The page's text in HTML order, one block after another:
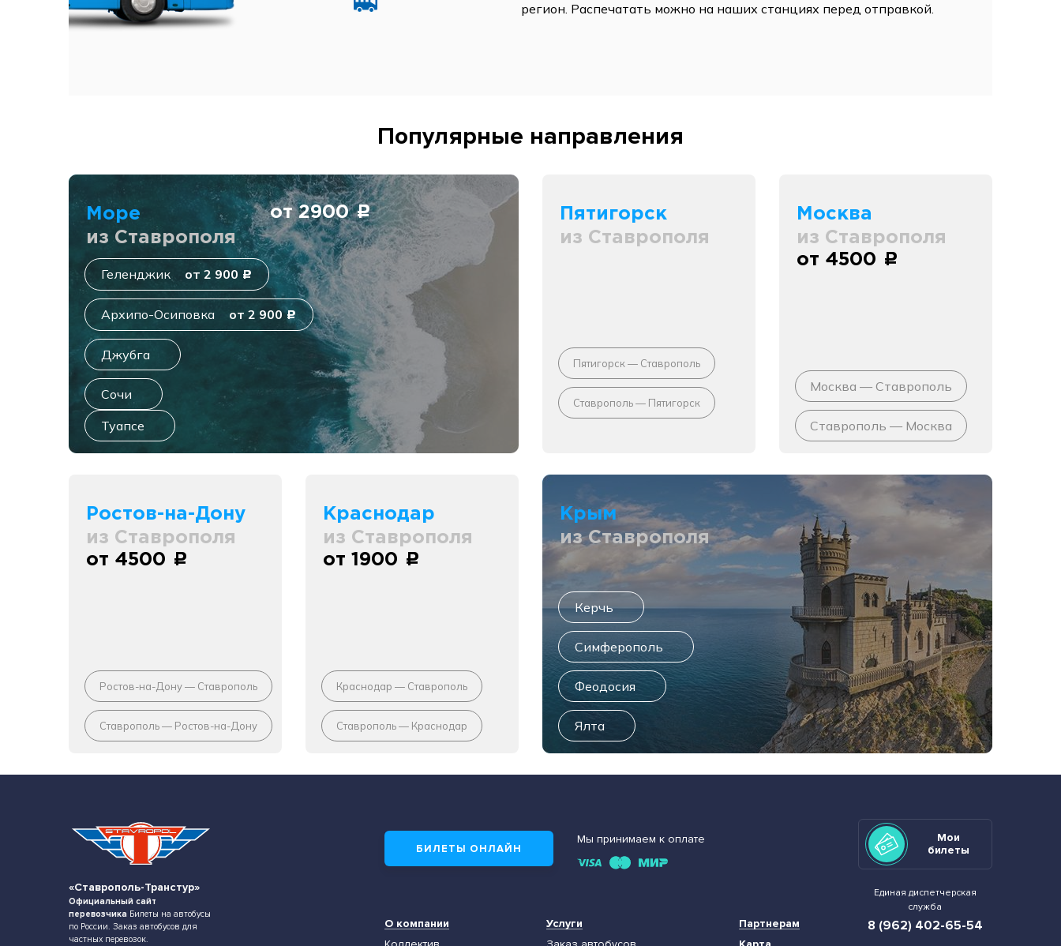
регион. Распечатать можно на наших станциях перед отправкой.
Популярные направления
Море
из Ставрополя
от 2900c
Геленджик от 2 900 c
Архипо-Осиповка от 2 900c
Джубга
Сочи
Туапсе
Пятигорск
из Ставрополя
Пятигорск — Ставрополь
Ставрополь — Пятигорск
Москва
из Ставрополя
от 4500 c
Москва — Ставрополь
Ставрополь — Москва
Ростов-на-Дону
из Ставрополя
от 4500 c
Ростов-на-Дону — Ставрополь
Ставрополь — Ростов-на-Дону
Краснодар
из Ставрополя
от 1900 c
Краснодар — Ставрополь
Ставрополь — Краснодар
Крым
из Ставрополя
Керчь
Симферополь
Феодосия
Ялта
«Ставрополь-Транстур»
Официальный сайт
перевозчика Билеты на автобусы
по России. Заказ автобусов для
частных перевозок.
БИЛЕТЫ ОНЛАЙН
Мы принимаем к оплате
О компании
Услуги
Партнерам
Мои
билеты
Единая диспетчерская
служба
8 (962) 402-65-54